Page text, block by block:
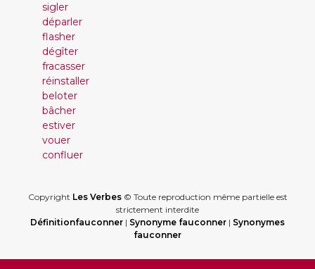
sigler
déparler
flasher
dégîter
fracasser
réinstaller
beloter
bâcher
estiver
vouer
confluer
Copyright Les Verbes© Toute reproduction même partielle est
strictement interdite
Définitionfauconner | Synonyme fauconner | Synonymes
fauconner